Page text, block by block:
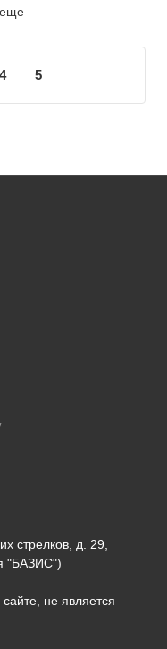
еще
4 5
стрелков, д. 29,
"БАЗИС")
не является